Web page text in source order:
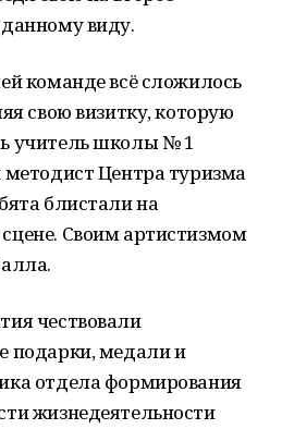
виду.
команде всё сложилось
свою визитку, которую
учитель школы № 1
методист Центра туризма
блистали на
Своим артистизмом
чествовали
подарки, медали и
отдела формирования
жизнедеятельности